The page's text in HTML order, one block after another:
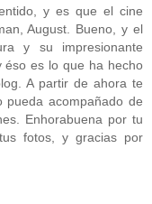
y es que el cine
August. Bueno, y el
y su impresionante
éso es lo que ha hecho
A partir de ahora te
acompañado de
Enhorabuena por tu
fotos, y gracias por